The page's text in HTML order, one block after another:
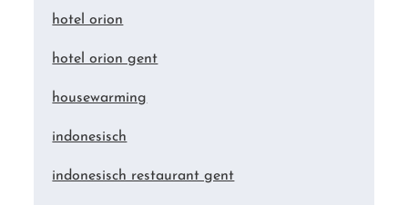
hotel orion
hotel orion gent
housewarming
indonesisch
indonesisch restaurant gent